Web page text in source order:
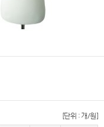
[단위 : 개/원]